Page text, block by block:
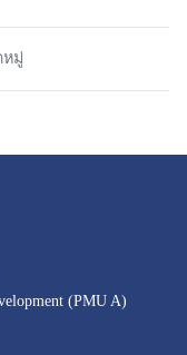
หมู่
(PMU A)